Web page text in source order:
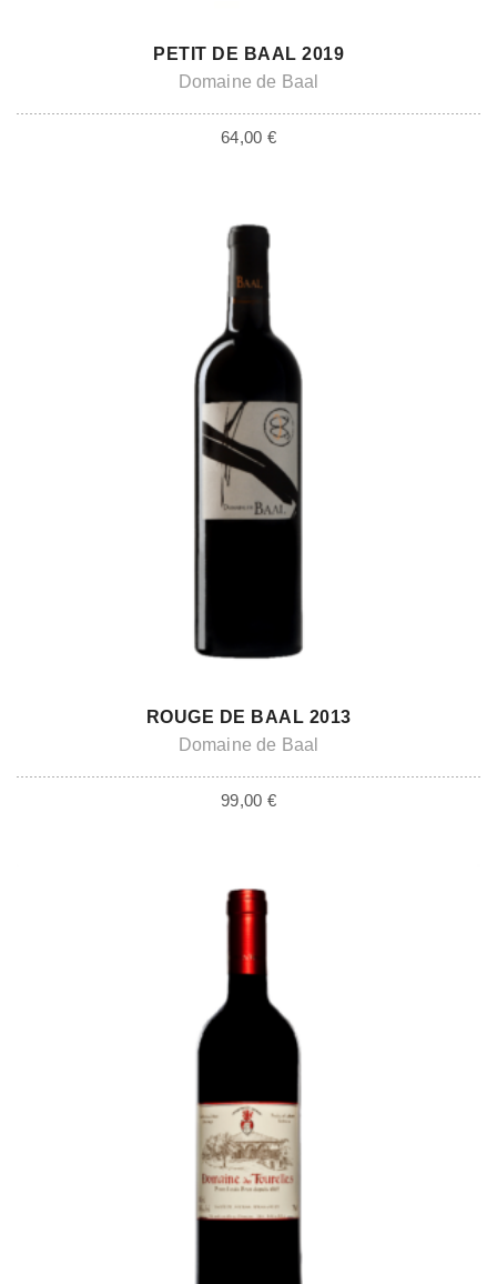
ADD TO CART
PETIT DE BAAL 2019
Domaine de Baal
64,00 €
ADD TO CART
ROUGE DE BAAL 2013
Domaine de Baal
99,00 €